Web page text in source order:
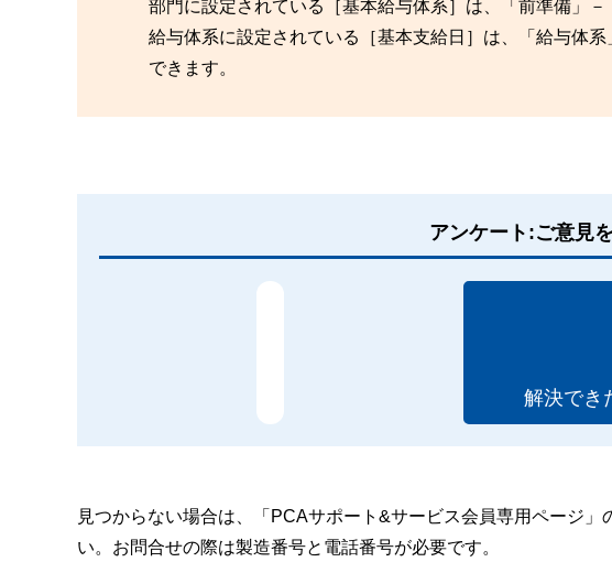
部門に設定されている［基本給与体系］は、「前準備」－
給与体系に設定されている［基本支給日］は、「給与体
できます。
アンケート:ご意見
解決でき
見つからない場合は、「PCAサポート&サービス会員専用ページ」
い。お問合せの際は製造番号と電話番号が必要です。